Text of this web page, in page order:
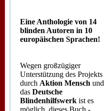
Eine Anthologie von 14
blinden Autoren in 10
europäischen Sprachen!
Wegen großzügiger
Unterstützung des Projekts
durch Aktion Mensch und
das Deutsche
Blindenhilfswerk ist es
möglich, dieses Buch -